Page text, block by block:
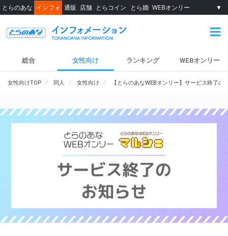
とらのあな インフォ 通販 店舗 とらコイン とら婚 WEBオンリー ▼
総合 女性向け ランキング WEBオンリー
女性向けTOP 同人 女性向け 【とらのあなWEBオンリー】サービス終了の